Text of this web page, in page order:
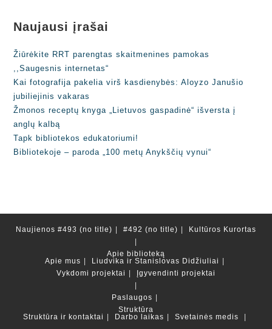
Naujausi įrašai
Žiūrėkite RRT parengtas skaitmenines pamokas
,,Saugesnis internetas“
Kai fotografija pakelia virš kasdienybės: Aloyzo Janušio
jubiliejinis vakaras
Žmonos receptų knyga „Lietuvos gaspadinė“ išversta į
anglų kalbą
Tapk bibliotekos edukatoriumi!
Bibliotekoje – paroda „100 metų Anykščių vynui“
Naujienos #493 (no title) #492 (no title) Kultūros Kurortas
Apie biblioteką
Apie mus
Liudvika ir Stanislovas Didžiuliai
Vykdomi projektai
Įgyvendinti projektai
Paslaugos
Struktūra
Struktūra ir kontaktai
Darbo laikas
Svetainės medis